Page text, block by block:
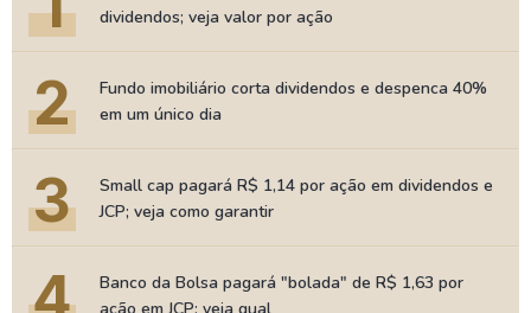
dividendos; veja valor por ação
2
Fundo imobiliário corta dividendos e despenca 40%
em um único dia
3
Small cap pagará R$ 1,14 por ação em dividendos e
JCP; veja como garantir
4
Banco da Bolsa pagará "bolada" de R$ 1,63 por